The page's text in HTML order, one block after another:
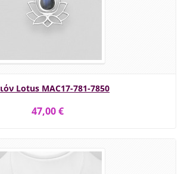
Lotus MAC17-781-7850
47,00 €